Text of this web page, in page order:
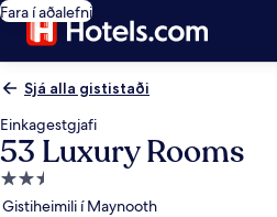
Fara í aðalefni
Sjá alla gististaði
Einkagestgjafi
53 Luxury Rooms
2.5
stjörnu
Gistiheimili í Maynooth